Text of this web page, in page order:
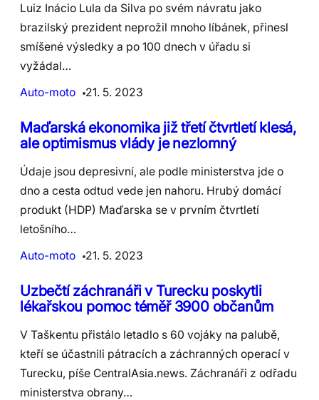
Luiz Inácio Lula da Silva po svém návratu jako
brazilský prezident neprožil mnoho líbánek, přinesl
smíšené výsledky a po 100 dnech v úřadu si
vyžádal…
Auto-moto
21. 5. 2023
Maďarská ekonomika již třetí čtvrtletí klesá,
ale optimismus vlády je nezlomný
Údaje jsou depresivní, ale podle ministerstva jde o
dno a cesta odtud vede jen nahoru. Hrubý domácí
produkt (HDP) Maďarska se v prvním čtvrtletí
letošního…
Auto-moto
21. 5. 2023
Uzbečtí záchranáři v Turecku poskytli
lékařskou pomoc téměř 3900 občanům
V Taškentu přistálo letadlo s 60 vojáky na palubě,
kteří se účastnili pátracích a záchranných operací v
Turecku, píše CentralAsia.news. Záchranáři z odřadu
ministerstva obrany…